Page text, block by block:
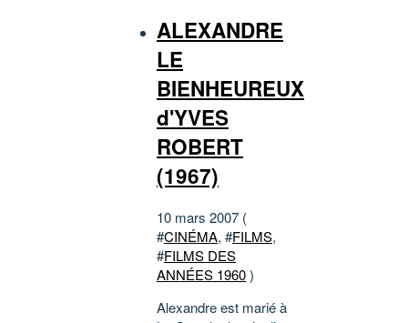
ALEXANDRE
LE
BIENHEUREUX
d'YVES
ROBERT
(1967)
10 mars 2007 (
#CINÉMA, #FILMS,
#FILMS DES
ANNÉES 1960)
Alexandre est marié à